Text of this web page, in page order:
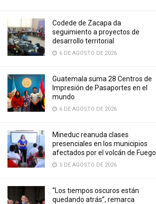
Codede de Zacapa da
seguimiento a proyectos de
desarrollo territorial
6 DE AGOSTO DE 2026
Guatemala suma 28 Centros de
Impresión de Pasaportes en el
mundo
6 DE AGOSTO DE 2026
Mineduc reanuda clases
presenciales en los municipios
afectados por el volcán de Fuego
5 DE AGOSTO DE 2026
“Los tiempos oscuros están
quedando atrás”, remarca